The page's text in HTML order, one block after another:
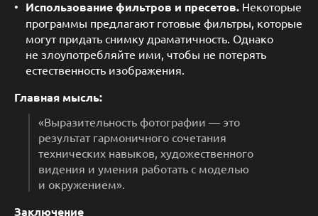
Использование фильтров и пресетов. Некоторые
программы предлагают готовые фильтры, которые
могут придать снимку драматичность. Однако
не злоупотребляйте ими, чтобы не потерять
естественность изображения.
Главная мысль:
«Выразительность фотографии — это
результат гармоничного сочетания
технических навыков, художественного
видения и умения работать с моделью
и окружением».
Заключение